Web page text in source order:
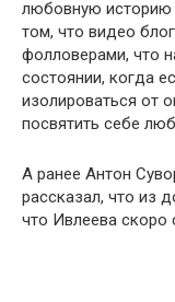
любовную историю
том, что видео
фолловерами, что
состоянии, когда
изолироваться от
посвятить себе
А ранее Антон
рассказал, что из
что Ивлеева скоро